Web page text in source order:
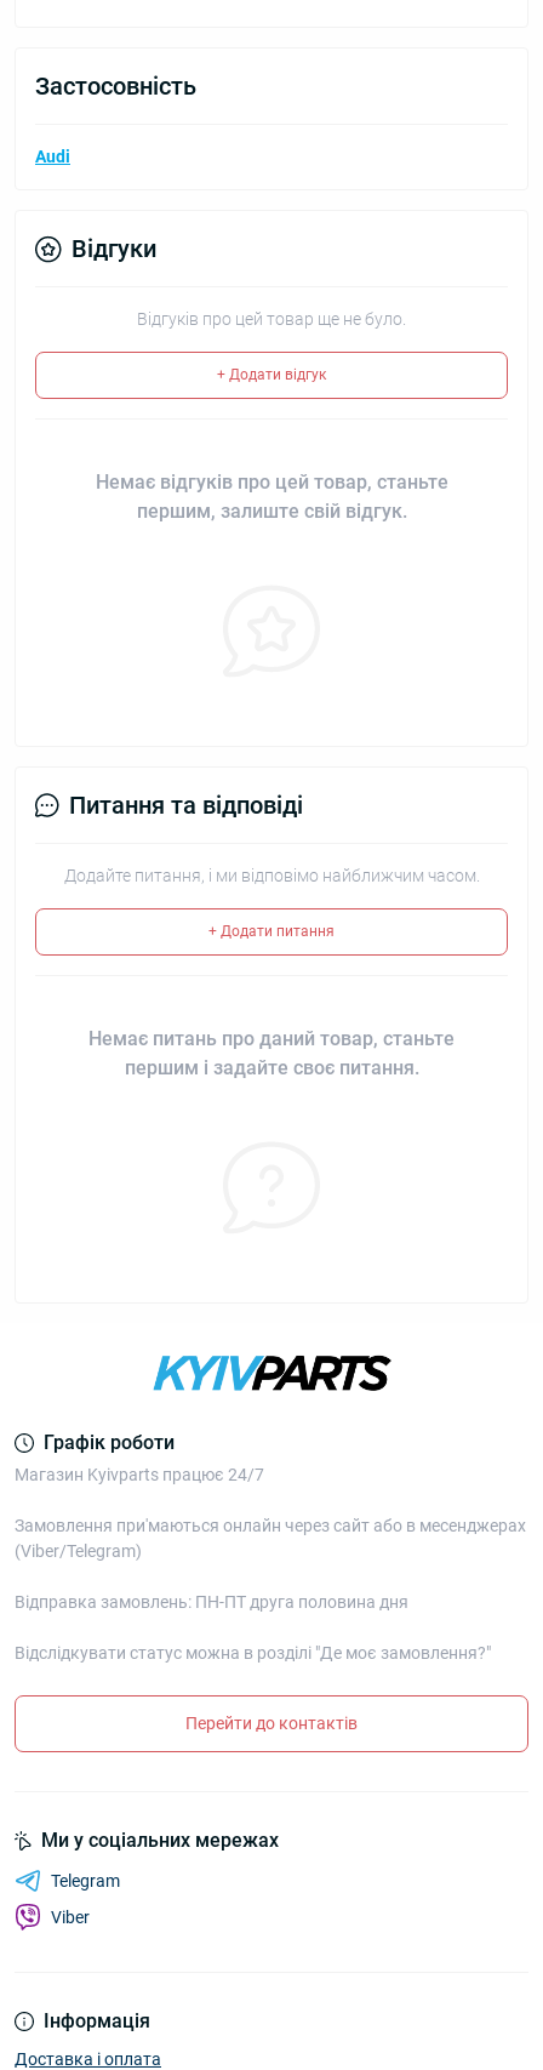
Застосовність
Audi
Відгуки
Відгуків про цей товар ще не було.
+ Додати відгук
Немає відгуків про цей товар, станьте
першим, залиште свій відгук.
Питання та відповіді
Додайте питання, і ми відповімо найближчим часом.
+ Додати питання
Немає питань про даний товар, станьте
першим і задайте своє питання.
Графік роботи
Магазин Kyivparts працює 24/7
Замовлення при'маються онлайн через сайт або в месенджерах
(Viber/Telegram)
Відправка замовлень: ПН-ПТ друга половина дня
Відслідкувати статус можна в розділі "Де моє замовлення?"
Перейти до контактів
Інформація
Доставка і оплата
Ми у соціальних мережах
Telegram
Viber